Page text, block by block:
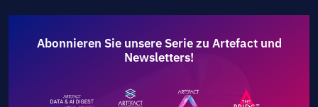
Abonnieren Sie unsere Serie zu Artefact und
Newsletters!